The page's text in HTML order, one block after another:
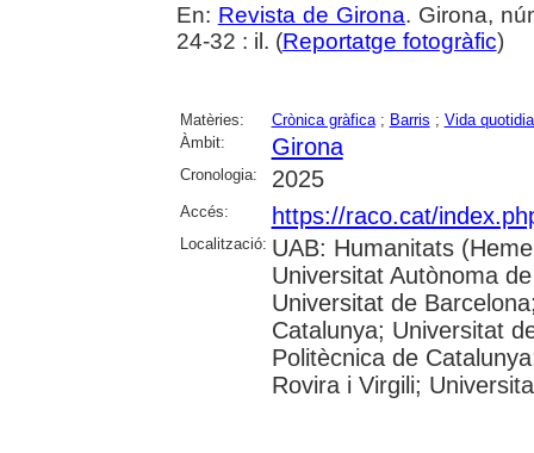
En: Revista de Girona. Girona,
24-32 : il. (Reportatge fotogràfic)
Matèries: Crònica gràfica; Barris ; Vida
Àmbit:
Girona
Cronologia: 2025
Accés: https://raco.cat/
Localització: UAB: Humanitats
Universitat Autònoma
Universitat de
Catalunya; Universitat
Politècnica de
Rovira i Virgili;